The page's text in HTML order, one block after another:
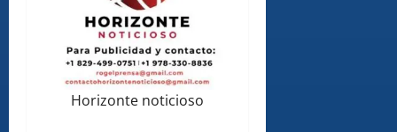
Horizonte noticioso